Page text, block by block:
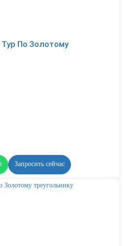
По Золотому
Запросить сейчас